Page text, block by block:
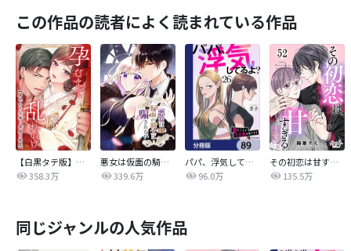
この作品の読者によく読まれている作品
【白黒タテ版】孕むまで乱れいけ～身代わり花嫁と軍服の猛愛
358.3万
悪女は仮面の騎士に騙されない
339.6万
パパ、浮気してるよ？娘と二人でクズ夫を捨てます【分冊版】
96.0万
その初恋は甘すぎる～恋愛処女には刺激が強い～
135.5万
同じジャンルの人気作品